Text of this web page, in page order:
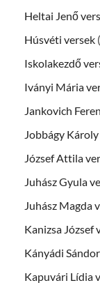
Heltai Jenő
Húsvéti versek
Iskolakezdő
Iványi Mária
Jankovich
Jobbágy
József Attila
Juhász Gyula
Juhász Magda
Kanizsa József
Kányádi
Kapuvári Lídia